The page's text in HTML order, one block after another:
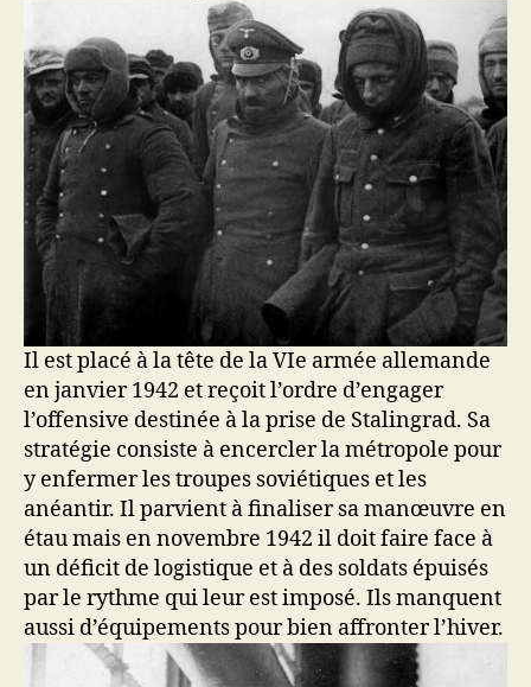
Il est placé à la tête de la VIe armée allemande
en janvier 1942 et reçoit l’ordre d’engager
l’offensive destinée à la prise de Stalingrad. Sa
stratégie consiste à encercler la métropole pour
y enfermer les troupes soviétiques et les
anéantir. Il parvient à finaliser sa manœuvre en
étau mais en novembre 1942 il doit faire face à
un déficit de logistique et à des soldats épuisés
par le rythme qui leur est imposé. Ils manquent
aussi d’équipements pour bien affronter l’hiver.